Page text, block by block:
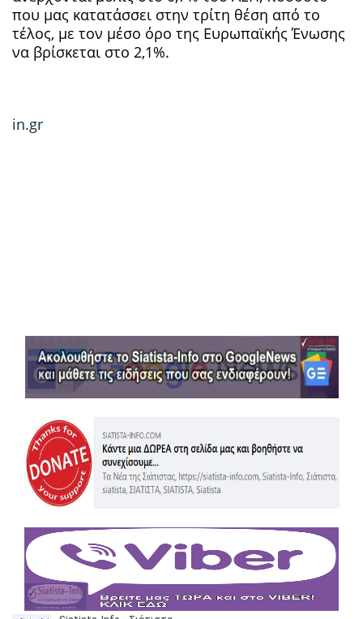
που μας κατατάσσει στην τρίτη θέση από το
τέλος, με τον μέσο όρο της Ευρωπαϊκής Ένωσης
να βρίσκεται στο 2,1%.
in.gr